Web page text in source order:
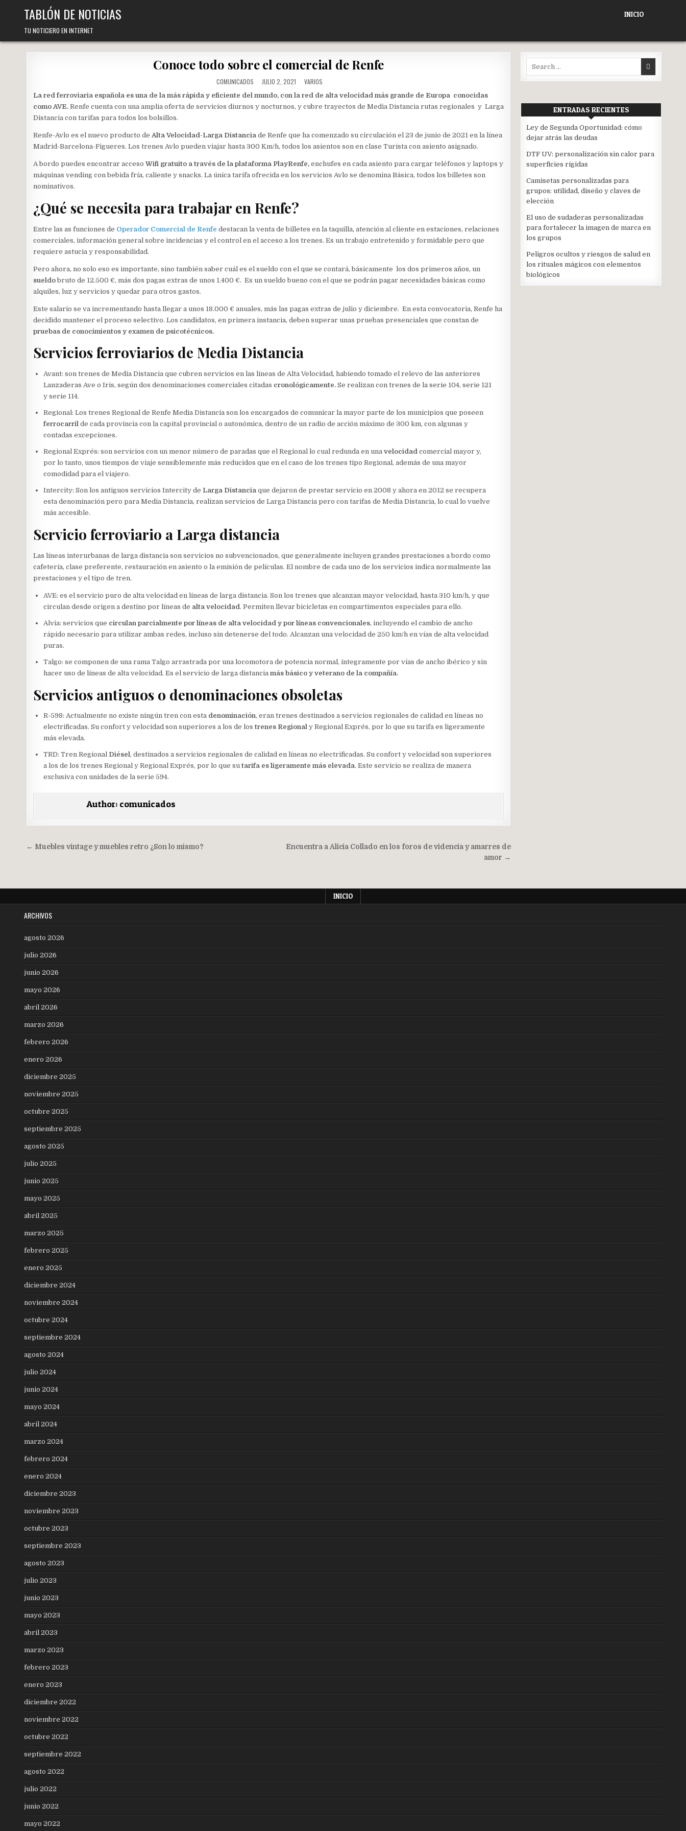
TABLÓN DE NOTICIAS
TU NOTICIERO EN INTERNET
INICIO
Conoce todo sobre el comercial de Renfe
COMUNICADOS JULIO 2, 2021 POSTED
IN
VARIOS
La red ferroviaria española es una de la más rápida y eficiente del mundo, con la red de alta velocidad más grande de Europa conocidas
como AVE. Renfe cuenta con una amplia oferta de servicios diurnos y nocturnos, y cubre trayectos de Media Distancia rutas regionales y Larga
Distancia con tarifas para todos los bolsillos.
Renfe-Avlo es el nuevo producto deAlta Velocidad-Larga Distancia de Renfe que ha comenzado su circulación el 23 de junio de 2021 en la línea
Madrid-Barcelona-Figueres. Los trenes Avlo pueden viajar hasta 300 Km/h, todos los asientos son en clase Turista con asiento asignado.
A bordo puedes encontrar accesoWifi gratuito a través de la plataforma PlayRenfe, enchufes en cada asiento para cargar teléfonos y laptops y
máquinas vending con bebida fría, caliente y snacks. La única tarifa ofrecida en los servicios Avlo se denomina Básica, todos los billetes son
nominativos.
¿Qué se necesita para trabajar en Renfe?
Entre las as funciones de Operador Comercial de Renfe destacan la venta de billetes en la taquilla, atención al cliente en estaciones, relaciones
comerciales, información general sobre incidencias y el control en el acceso a los trenes. Es un trabajo entretenido y formidable pero que
requiere astucia y responsabilidad.
Pero ahora, no solo eso es importante, sino también saber cuál es el sueldo con el que se contará, básicamente los dos primeros años, un
sueldobruto de 12.500 €, más dos pagas extras de unos 1.400 €. Es un sueldo bueno con el que se podrán pagar necesidades básicas como
alquiles, luz y servicios y quedar para otros gastos.
Este salario se va incrementando hasta llegar a unos 18.000 € anuales, más las pagas extras de julio y diciembre. En esta convocatoria, Renfe ha
decidido mantener el proceso selectivo. Los candidatos, en primera instancia, deben superar unas pruebas presenciales que constan de
pruebas de conocimientos y examen de psicotécnicos.
Servicios ferroviarios de Media Distancia
Avant: son trenes de Media Distancia que cubren servicios en las líneas de Alta Velocidad, habiendo tomado el relevo de las anteriores
Lanzaderas Ave o Iris, según dos denominaciones comerciales citadas cronológicamente. Se realizan con trenes de la serie 104, serie 121
y serie 114.
Regional: Los trenes Regional de Renfe Media Distancia son los encargados de comunicar la mayor parte de los municipios que poseen
ferrocarril de cada provincia con la capital provincial o autonómica, dentro de un radio de acción máximo de 300 km, con algunas y
contadas excepciones.
Regional Exprés: son servicios con un menor número de paradas que el Regional lo cual redunda en unavelocidad comercial mayor y,
por lo tanto, unos tiempos de viaje sensiblemente más reducidos que en el caso de los trenes tipo Regional, además de una mayor
comodidad para el viajero.
Intercity: Son los antiguos servicios Intercity deLarga Distancia que dejaron de prestar servicio en 2008 y ahora en 2012 se recupera
esta denominación pero para Media Distancia, realizan servicios de Larga Distancia pero con tarifas de Media Distancia, lo cual lo vuelve
más accesible.
Servicio ferroviario a Larga distancia
Las líneas interurbanas de larga distancia son servicios no subvencionados, que generalmente incluyen grandes prestaciones a bordo como
cafetería, clase preferente, restauración en asiento o la emisión de películas. El nombre de cada uno de los servicios indica normalmente las
prestaciones y el tipo de tren.
AVE: es el servicio puro de alta velocidad en líneas de larga distancia. Son los trenes que alcanzan mayor velocidad, hasta 310 km/h, y que
circulan desde origen a destino por líneas de alta velocidad . Permiten llevar bicicletas en compartimentos especiales para ello.
Alvia: servicios que circulan parcialmente por líneas de alta velocidad y por líneas convencionales, incluyendo el cambio de ancho
rápido necesario para utilizar ambas redes, incluso sin detenerse del todo. Alcanzan una velocidad de 250 km/h en vías de alta velocidad
puras.
Talgo: se componen de una rama Talgo arrastrada por una locomotora de potencia normal, íntegramente por vías de ancho ibérico y sin
hacer uso de líneas de alta velocidad. Es el servicio de larga distanciamás básico y veterano de la compañía.
Servicios antiguos o denominaciones obsoletas
R-598: Actualmente no existe ningún tren con esta denominación, eran trenes destinados a servicios regionales de calidad en líneas no
electrificadas. Su confort y velocidad son superiores a los de lostrenes Regional y Regional Exprés, por lo que su tarifa es ligeramente
más elevada.
TRD: Tren Regional Diésel, destinados a servicios regionales de calidad en líneas no electrificadas. Su confort y velocidad son superiores
a los de los trenes Regional y Regional Exprés, por lo que sutarifa es ligeramente más elevada. Este servicio se realiza de manera
exclusiva con unidades de la serie 594.
Author: comunicados
Navegación
Encuentra a Alicia Collado en los foros de videncia y amarres de
amor →
← Muebles vintage y muebles retro ¿Son lo mismo?
ENTRADAS RECIENTES
Ley de Segunda Oportunidad: cómo
dejar atrás las deudas
DTF UV: personalización sin calor para
superficies rígidas
Camisetas personalizadas para
grupos: utilidad, diseño y claves de
elección
El uso de sudaderas personalizadas
para fortalecer la imagen de marca en
los grupos
Peligros ocultos y riesgos de salud en
los rituales mágicos con elementos
biológicos
INICIO
ARCHIVOS
agosto 2026
julio 2026
junio 2026
mayo 2026
abril 2026
marzo 2026
febrero 2026
enero 2026
diciembre 2025
noviembre 2025
octubre 2025
septiembre 2025
agosto 2025
julio 2025
junio 2025
mayo 2025
abril 2025
marzo 2025
febrero 2025
enero 2025
diciembre 2024
noviembre 2024
octubre 2024
septiembre 2024
agosto 2024
julio 2024
junio 2024
mayo 2024
abril 2024
marzo 2024
febrero 2024
enero 2024
diciembre 2023
noviembre 2023
octubre 2023
septiembre 2023
agosto 2023
julio 2023
junio 2023
mayo 2023
abril 2023
marzo 2023
febrero 2023
enero 2023
diciembre 2022
noviembre 2022
octubre 2022
septiembre 2022
agosto 2022
julio 2022
junio 2022
mayo 2022